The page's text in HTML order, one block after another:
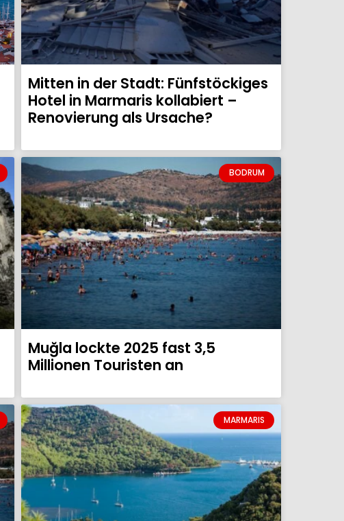
Mitten in der Stadt: Fünfstöckiges
Hotel in Marmaris kollabiert –
Renovierung als Ursache?
BODRUM
Muğla lockte 2025 fast 3,5
Millionen Touristen an
MARMARIS